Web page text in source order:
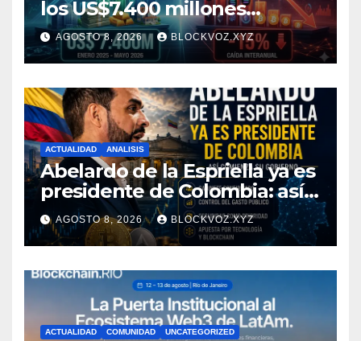
los US$7.400 millones
mientras la DeFi cae 15%
AGOSTO 8, 2026 BLOCKVOZ.XYZ
ACTUALIDAD ANALISIS
Abelardo de la Espriella ya es
presidente de Colombia: así
comienza su gobierno y qué
puede cambiar para la
economía y el sector cripto
AGOSTO 8, 2026 BLOCKVOZ.XYZ
ACTUALIDAD COMUNIDAD UNCATEGORIZED